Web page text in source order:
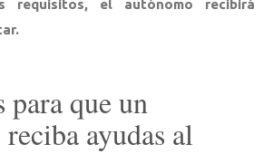
requisitos, el autónomo recibirá
para que un
ayudas al